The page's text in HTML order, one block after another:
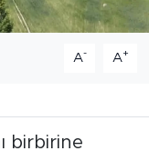
A- A+
birbirine